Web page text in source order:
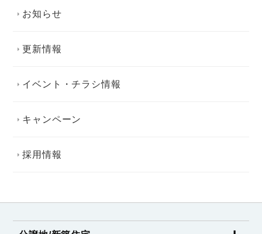
お知らせ
更新情報
イベント・チラシ情報
キャンペーン
採用情報